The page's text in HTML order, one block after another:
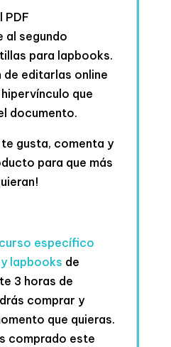
PDF
al segundo
para lapbooks.
de editarlas online
que
documento.
te gusta, comenta y
para que más
curso específico
lapbooks de
3 horas de
comprar y
que quieras.
comprado este